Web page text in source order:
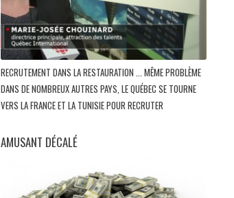
RECRUTEMENT DANS LA RESTAURATION ... MÊME PROBLÈME
DANS DE NOMBREUX AUTRES PAYS, LE QUÉBEC SE TOURNE
VERS LA FRANCE ET LA TUNISIE POUR RECRUTER
AMUSANT DÉCALÉ